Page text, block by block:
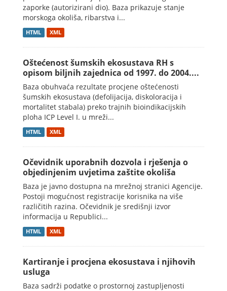
zaporke (autorizirani dio). Baza prikazuje stanje
morskoga okoliša, ribarstva i...
HTML XML
Oštećenost šumskih ekosustava RH s
opisom biljnih zajednica od 1997. do 2004....
Baza obuhvaća rezultate procjene oštećenosti
šumskih ekosustava (defolijacija, diskoloracija i
mortalitet stabala) preko trajnih bioindikacijskih
ploha ICP Level I. u mreži...
HTML XML
Očevidnik uporabnih dozvola i rješenja o
objedinjenim uvjetima zaštite okoliša
Baza je javno dostupna na mrežnoj stranici Agencije.
Postoji mogućnost registracije korisnika na više
različitih razina. Očevidnik je središnji izvor
informacija u Republici...
HTML XML
Kartiranje i procjena ekosustava i njihovih
usluga
Baza sadrži podatke o prostornoj zastupljenosti